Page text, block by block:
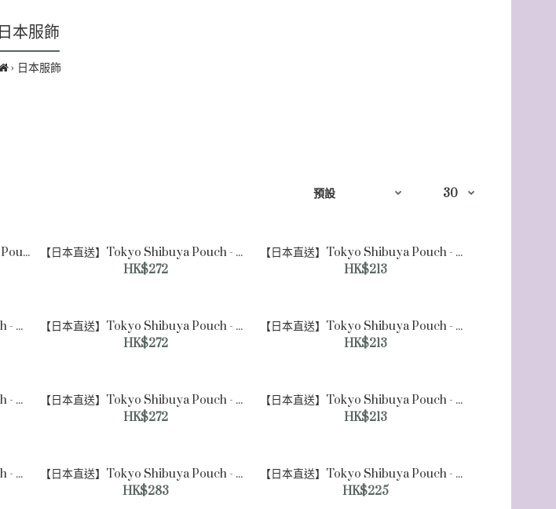
日本服飾
日本服飾
[現貨]【日本直送】Tokyo
HK$245
[現貨]【日本直送】Tokyo Shibuya Pouch - 閃亮軟包 [大號]（銀色）
【日本直送】Tokyo Shibuya Pouch - 豹紋軟包 [單肩包]（象牙色）
HK$272
【日本直送】Tokyo Shibuya Pouch - 豹紋軟包 [大號]（象牙色）
HK$213
【日本直送】Tokyo Shibuya Pouch - 豹紋軟包 [中號]（象牙色）
【日本直送】Tokyo Shibuya Pouch - 單色藝術肩背包 [單肩包] （象牙色）
HK$272
【日本直送】Tokyo Shibuya Pouch - 單色藝術肩背包 [大號] （象牙色）
HK$213
【日本直送】Tokyo Shibuya Pouch - 單色藝術肩背包 [中號] （象牙色）
【日本直送】Tokyo Shibuya Pouch - 格紋軟包 [單肩包]
HK$272
【日本直送】Tokyo Shibuya Pouch - 格紋軟包 [大號]
HK$213
【日本直送】Tokyo Shibuya Pouch - 格紋軟包 [中號]
【日本直送】Tokyo Shibuya Pouch - 隨機條紋軟包 [單肩包]（米色）
HK$283
【日本直送】Tokyo Shibuya Pouch - 隨機條紋軟包 [大號] （米色）
HK$225